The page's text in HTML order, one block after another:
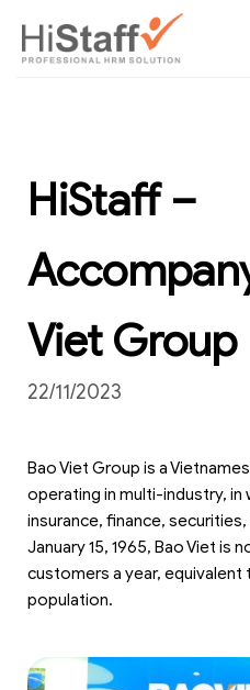
HiStaff –
Viet Group
22/11/2023
Bao Viet Group is a
operating in multi-industry, in
insurance, finance,
January 15, 1965, Bao Viet is
customers a year, equivalent
population.